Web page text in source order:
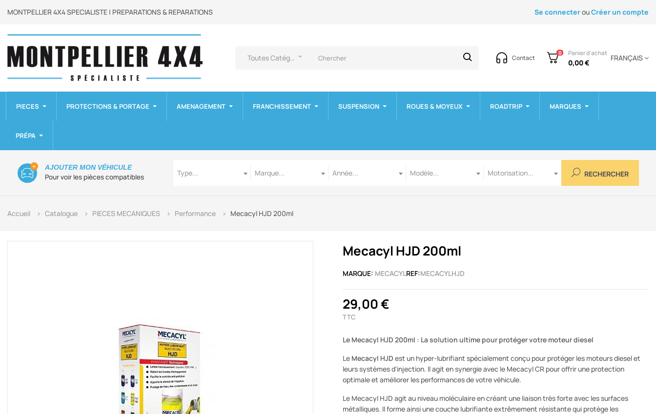
MONTPELLIER 4X4 SPECIALISTE | PREPARATIONS & REPARATIONS Se connecterouCréer un compte
Toutes Catégories keyboard_arrow_down Contact
0 Panier d'achat
0,00 €
FRANÇAIS
PIECES PROTECTIONS & PORTAGE AMENAGEMENT FRANCHISSEMENT SUSPENSION ROUES & MOYEUX ROADTRIP MARQUES
PRÉPA
Pour voir les pièces compatibles
AJOUTER MON VÉHICULE
Type...
Marque...
Année...
Modèle...
Motorisation...
RECHERCHER
Accueil Catalogue PIECES MECANIQUES Performance Mecacyl HJD 200ml
Mecacyl HJD 200ml
MARQUE: MECACYLREF:MECACYLHJD
29,00 €
TTC
Le Mecacyl HJD 200ml : La solution ultime pour protéger votre moteur diesel
Le Mecacyl HJD est un hyper-lubrifiant spécialement conçu pour protéger les moteurs diesel et
leurs systèmes d'injection. Il agit en synergie avec le Mecacyl CR pour offrir une protection
optimale et améliorer les performances de votre véhicule.
Le Mecacyl HJD agit au niveau moléculaire en créant une liaison très forte avec les surfaces
métalliques. Il forme ainsi une couche lubrifiante extrêmement résistante qui protège les